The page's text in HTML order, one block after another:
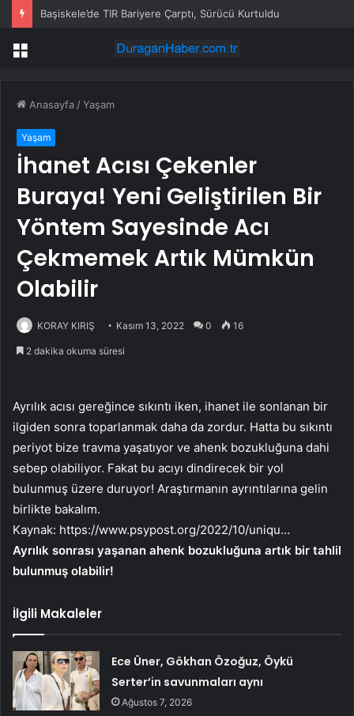
Türkiye’de Elektrikli Araç Sayısı 450 Bini Aştı
Menü
Anasayfa /Yaşam
Yaşam
İhanet Acısı Çekenler
Buraya! Yeni Geliştirilen Bir
Yöntem Sayesinde Acı
Çekmemek Artık Mümkün
Olabilir
KORAY KIRIŞ Kasım 13, 2022 0 16
2 dakika okuma süresi
Ayrılık acısı gereğince sıkıntı iken, ihanet ile sonlanan bir
ilgiden sonra toparlanmak daha da zordur. Hatta bu sıkıntı
periyot bize travma yaşatıyor ve ahenk bozukluğuna dahi
sebep olabiliyor. Fakat bu acıyı dindirecek bir yol
bulunmuş üzere duruyor! Araştırmanın ayrıntılarına gelin
birlikte bakalım.
Kaynak: https://www.psypost.org/2022/10/uniqu…
Ayrılık sonrası yaşanan ahenk bozukluğuna artık bir tahlil
bulunmuş olabilir!
İlgili Makaleler
Ece Üner, Gökhan Özoğuz, Öykü
Serter’in savunmaları aynı
Ağustos 7, 2026